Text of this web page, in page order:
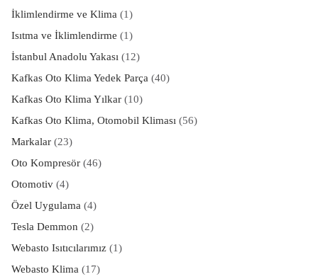
İklimlendirme ve Klima (1)
Isıtma ve İklimlendirme (1)
İstanbul Anadolu Yakası (12)
Kafkas Oto Klima Yedek Parça (40)
Kafkas Oto Klima Yılkar(10)
Kafkas Oto Klima, Otomobil Kliması (56)
Markalar(23)
Oto Kompresör(46)
Otomotiv(4)
Özel Uygulama (4)
Tesla Demmon (2)
Webasto Isıtıcılarımız(1)
Webasto Klima (17)